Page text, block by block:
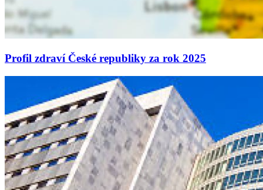
Profil zdraví České republiky za rok 2025